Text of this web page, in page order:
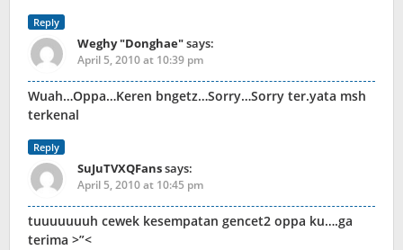
Reply
Weghy "Donghae"says:
April 5, 2010 at 10:39 pm
Wuah…Oppa…Keren bngetz…Sorry…Sorry ter.yata msh
terkenal
Reply
SuJuTVXQFanssays:
April 5, 2010 at 10:45 pm
tuuuuuuuh cewek kesempatan gencet2 oppa ku….ga
terima >”<